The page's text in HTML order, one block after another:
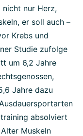
nur Herz,
er soll auch –
Krebs und
Studie zufolge
um 6,2 Jahre
Jahre dazu
absolviert
Muskeln